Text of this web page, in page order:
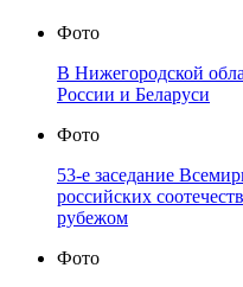
Фото
В Нижегородской
России и Беларуси
Фото
53-е заседание
российских
рубежом
Фото